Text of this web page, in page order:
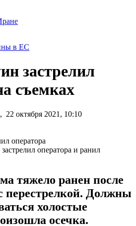
в ЕС
застрелил
съемках
, 22 октября 2021, 10:10
оператора и ранил
тяжело ранен после
перестрелкой. Должны
холостые
осечка.